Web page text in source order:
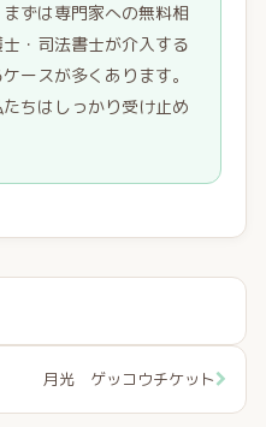
ずは専門家への無料相
・司法書士が介入する
ースが多くあります。
ちはしっかり受け止め
月光 ゲッコウチケット